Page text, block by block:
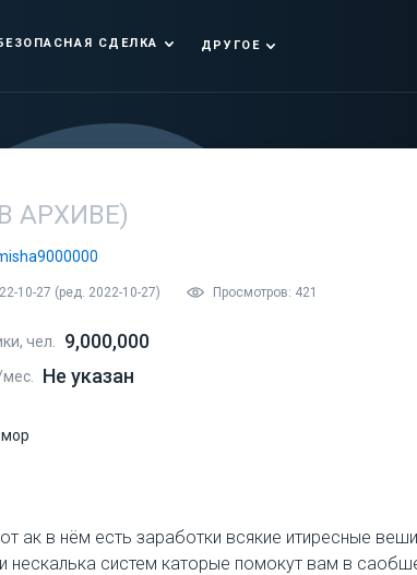
СДЕЛКА ДРУГОЕ
АРХИВЕ)
10-27 (ред. 2022-10-27) Просмотров: 421
чел. 9,000,000
Не указан
ак в нём есть заработки всякие итиресные
нескалька систем каторые помокут вам в